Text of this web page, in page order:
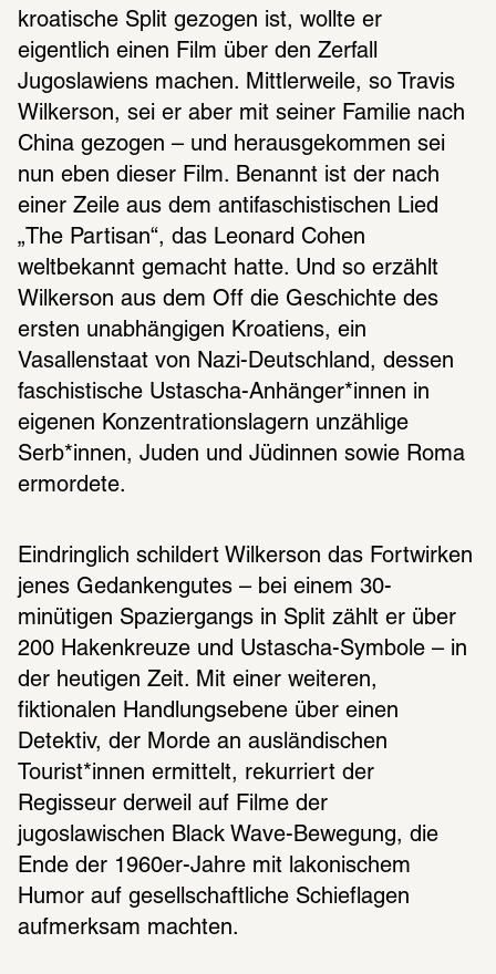
kroatische Split gezogen ist, wollte er
eigentlich einen Film über den Zerfall
Jugoslawiens machen. Mittlerweile, so Travis
Wilkerson, sei er aber mit seiner Familie nach
China gezogen – und herausgekommen sei
nun eben dieser Film. Benannt ist der nach
einer Zeile aus dem antifaschistischen Lied
„The Partisan“, das Leonard Cohen
weltbekannt gemacht hatte. Und so erzählt
Wilkerson aus dem Off die Geschichte des
ersten unabhängigen Kroatiens, ein
Vasallenstaat von Nazi-Deutschland, dessen
faschistische Ustascha-Anhänger*innen in
eigenen Konzentrationslagern unzählige
Serb*innen, Juden und Jüdinnen sowie Roma
ermordete.
Eindringlich schildert Wilkerson das Fortwirken
jenes Gedankengutes – bei einem 30-
minütigen Spaziergangs in Split zählt er über
200 Hakenkreuze und Ustascha-Symbole – in
der heutigen Zeit. Mit einer weiteren,
fiktionalen Handlungsebene über einen
Detektiv, der Morde an ausländischen
Tourist*innen ermittelt, rekurriert der
Regisseur derweil auf Filme der
jugoslawischen Black Wave-Bewegung, die
Ende der 1960er-Jahre mit lakonischem
Humor auf gesellschaftliche Schieflagen
aufmerksam machten.